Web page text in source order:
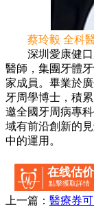
蔡玲毅 全科醫
深圳愛康健口
醫師，集團牙體
家成員。畢業於
牙周學博士，積
邀全國牙周病專
域有前沿創新的
中的運用。
在线估价
點擊獲取詳情
上一篇： 醫療券